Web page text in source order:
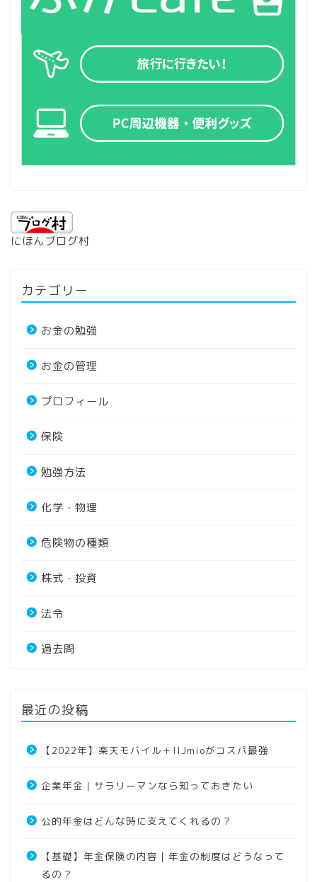
にほんブログ村
カテゴリー
お金の勉強
お金の管理
プロフィール
保険
勉強方法
化学・物理
危険物の種類
株式・投資
法令
過去問
最近の投稿
【2022年】楽天モバイル＋IIJmioがコスパ最強
企業年金｜サラリーマンなら知っておきたい
公的年金はどんな時に支えてくれるの？
【基礎】年金保険の内容｜年金の制度はどうなって
るの？